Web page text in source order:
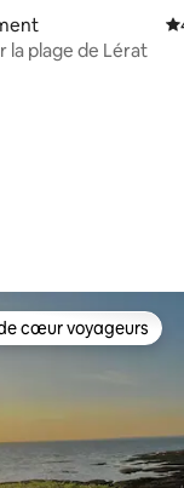
sur la base de 22
la plage de Lérat
cœur voyageurs les
cœur voyageurs